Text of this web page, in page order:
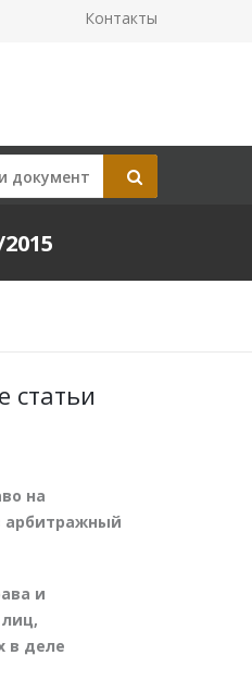
Контакты
статьи
на
арбитражный
и
в деле